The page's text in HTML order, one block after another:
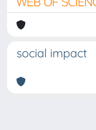
social impact